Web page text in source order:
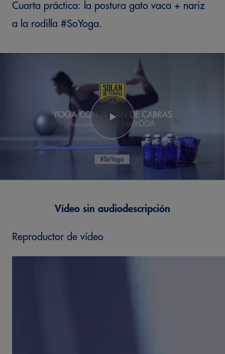
Cuarta práctica: la postura gato vaca + nariz
a la rodilla #SoYoga.
Vídeo sin audiodescripción
Reproductor de vídeo